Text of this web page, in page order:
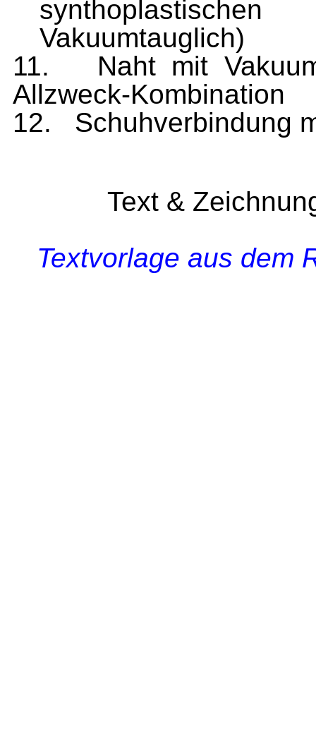
Vakuumtauglich)
11.
Naht mit
Allzweck-Kombination
12.
Schuhverbindung
Text &
Textvorlage aus dem